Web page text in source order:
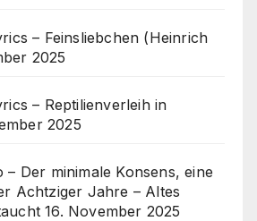
– Feinsliebchen (Heinrich
2025
– Reptilienverleih in
2025
– Der minimale Konsens, eine
Achtziger Jahre – Altes
16. November 2025